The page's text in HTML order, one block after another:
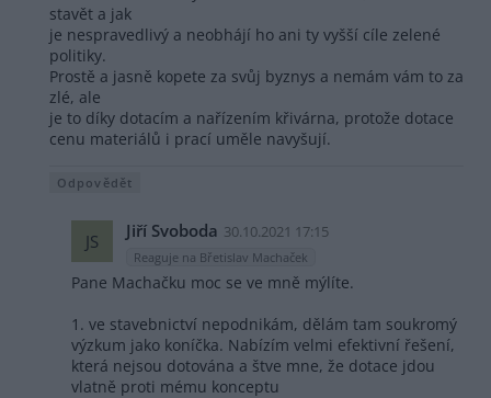
stavět a jak
je nespravedlivý a neobhájí ho ani ty vyšší cíle zelené
politiky.
Prostě a jasně kopete za svůj byznys a nemám vám to za
zlé, ale
je to díky dotacím a nařízením křivárna, protože dotace
cenu materiálů i prací uměle navyšují.
Odpovědět
JS Jiří Svoboda 30.10.2021 17:15
Reaguje na Břetislav Machaček
Pane Machačku moc se ve mně mýlíte.
1. ve stavebnictví nepodnikám, dělám tam soukromý
výzkum jako koníčka. Nabízím velmi efektivní řešení,
která nejsou dotována a štve mne, že dotace jdou
vlatně proti mému konceptu